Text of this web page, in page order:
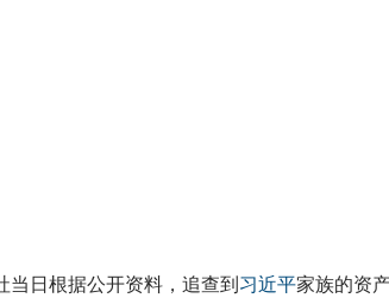
当日根据公开资料，追查到习近平家族的资